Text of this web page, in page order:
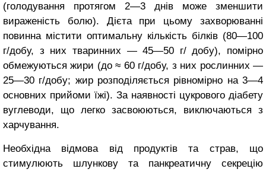
(голодування протягом 2—3 днів може зменшити
вираженість болю). Дієта при цьому захворюванні
повинна містити оп­тимальну кількість білків (80—100
г/добу, з них тваринних — 45—50 г/ добу), помірно
обмежуються жири (до ≈ 60 г/добу, з них рослинних —
25—30 г/добу; жир розподіляється рівномірно на 3—4
основних при­йоми їжі). За наявності цукрового діабету
вуглеводи, що легко засвою­ються, виключаються з
харчування.
Необхідна відмова від продуктів та страв, що
стимулюють шлункову та панкреатичну секрецію